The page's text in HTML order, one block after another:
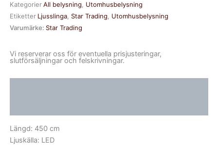
mängd
KategorierAll belysning, Utomhusbelysning
Etiketter Ljusslinga, Star Trading, Utomhusbelysning
Varumärke: Star Trading
Vi reserverar oss för eventuella prisjusteringar,
slutförsäljningar och felskrivningar.
Längd: 450 cm
Ljuskälla: LED